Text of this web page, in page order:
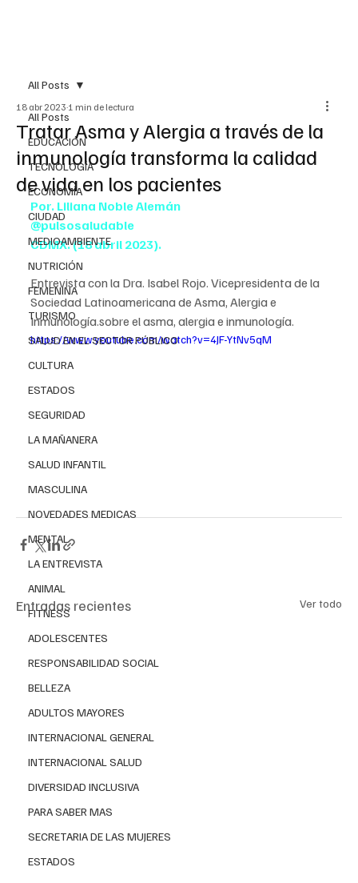
All Posts
EDUCACIÓN
TECNOLOGÍA
ECONOMÍA
CIUDAD
MEDIOAMBIENTE
NUTRICIÓN
FEMENINA
TURISMO
SALUD EN EL SECTOR PÚBLICO
CULTURA
ESTADOS
SEGURIDAD
LA MAÑANERA
SALUD INFANTIL
MASCULINA
NOVEDADES MEDICAS
MENTAL
LA ENTREVISTA
ANIMAL
FITNESS
ADOLESCENTES
RESPONSABILIDAD SOCIAL
BELLEZA
ADULTOS MAYORES
INTERNACIONAL GENERAL
INTERNACIONAL SALUD
DIVERSIDAD INCLUSIVA
PARA SABER MAS
SECRETARIA DE LAS MUJERES
ESTADOS
All Posts
Tratar Asma y Alergia a través de la
inmunología transforma la calidad
de vida en los pacientes
18 abr 2023 1 min de lectura
Por. Liliana Noble Alemán
@pulsosaludable
CDMX. (18 abril 2023).
Entrevista con la Dra. Isabel Rojo. Vicepresidenta de la
Sociedad Latinoamericana de Asma, Alergia e
Inmunología.sobre el asma, alergia e inmunología.
https://www.youtube.com/watch?v=4JF-YtNv5qM
Entradas recientes Ver todo